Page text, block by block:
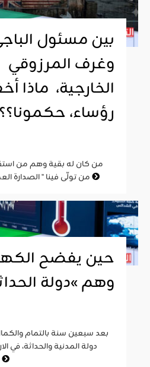
بين مسئول
وغرف المرزوقي
الخارجية، ماذا
رؤساء، حكمونا؟؟
من تولّى فينا " الصدارة
وهم »دولة
دولة المدنية والحداثة، في